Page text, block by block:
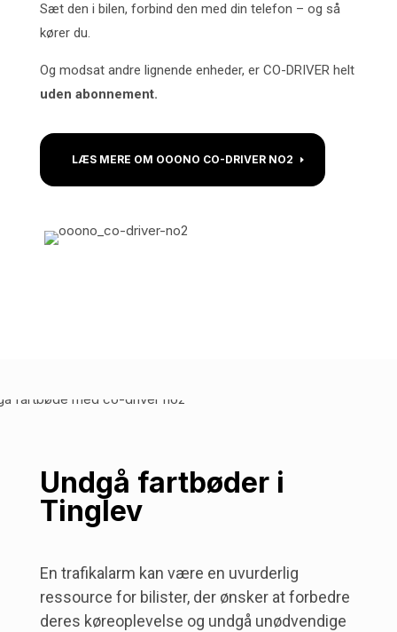
Sæt den i bilen, forbind den med din telefon – og så
kører du.
Og modsat andre lignende enheder, er CO-DRIVER helt
uden abonnement.
LÆS MERE OM OOONO CO-DRIVER NO2
Undgå fartbøder i
Tinglev
En trafikalarm kan være en uvurderlig
ressource for bilister, der ønsker at forbedre
deres køreoplevelse og undgå unødvendige